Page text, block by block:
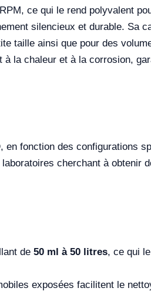
ce qui le rend polyvalent
silencieux et durable. Sa
taille ainsi que pour des
à la chaleur et à la corrosion,
, en fonction des configurations
cherchant à obtenir
de 50 ml à 50 litres, ce qui
exposées facilitent le